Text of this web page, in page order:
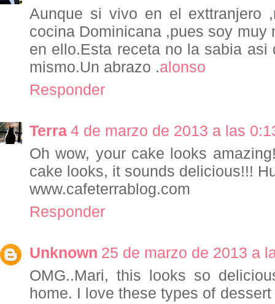
Aunque si vivo en el exttranjero
cocina Dominicana ,pues soy muy
en ello.Esta receta no la sabia asi
mismo.Un abrazo .alonso
Responder
Terra 4 de marzo de 2013 a las
Oh wow, your cake looks
cake looks, it sounds delicious!!!
www.cafeterrablog.com
Responder
Unknown 25 de marzo de 2013 a
OMG..Mari, this looks so
home. I love these types of